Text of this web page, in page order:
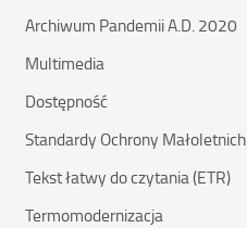
Archiwum Pandemii A.D. 2020
Multimedia
Dostępność
Standardy Ochrony Małoletnich
Tekst łatwy do czytania (ETR)
Termomodernizacja